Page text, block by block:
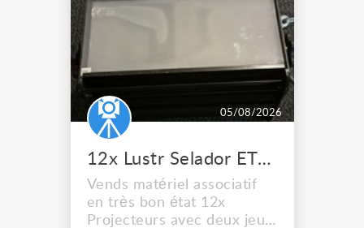
05/08/2026
12x Lustr Selador ETC Led 7x colors filtres
Vends matériel associatif
en très bon état 12x
Projecteurs avec deux jeux